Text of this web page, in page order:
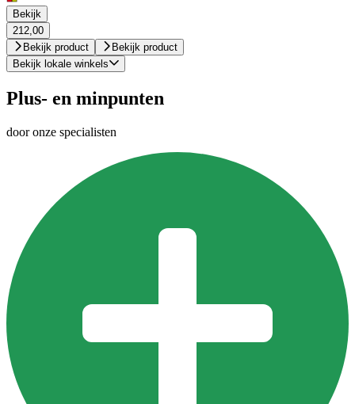
Bekijk
212,00
Bekijk product
Bekijk product
Bekijk lokale winkels
Plus- en minpunten
door onze specialisten